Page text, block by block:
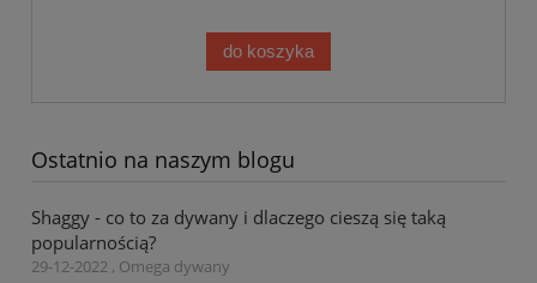
do koszyka
Ostatnio na naszym blogu
Shaggy - co to za dywany i dlaczego cieszą się taką
popularnością?
29-12-2022 , Omega dywany